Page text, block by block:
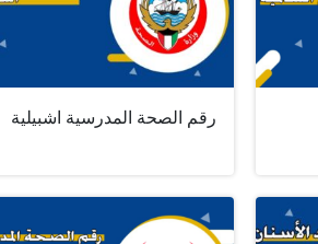
رقم الصحة المدرسية اشبيلية